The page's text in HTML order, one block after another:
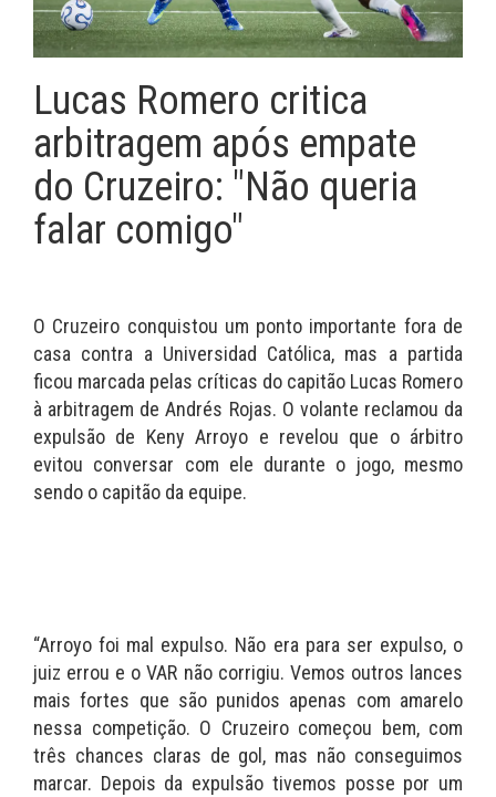
Lucas Romero critica
arbitragem após empate
do Cruzeiro: "Não queria
falar comigo"
O Cruzeiro conquistou um ponto importante fora de
casa contra a Universidad Católica, mas a partida
ficou marcada pelas críticas do capitão Lucas Romero
à arbitragem de Andrés Rojas. O volante reclamou da
expulsão de Keny Arroyo e revelou que o árbitro
evitou conversar com ele durante o jogo, mesmo
sendo o capitão da equipe.
“Arroyo foi mal expulso. Não era para ser expulso, o
juiz errou e o VAR não corrigiu. Vemos outros lances
mais fortes que são punidos apenas com amarelo
nessa competição. O Cruzeiro começou bem, com
três chances claras de gol, mas não conseguimos
marcar. Depois da expulsão tivemos posse por um